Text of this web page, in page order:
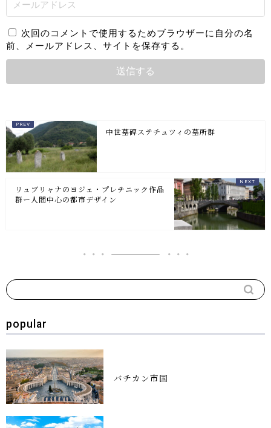
次回のコメントで使用するためブラウザーに自分の名
前、メールアドレス、サイトを保存する。
中世墓碑ステチュツィの墓所群
リュブリャナのヨジェ・プレチニック作品
群ー人間中心の都市デザイン
popular
バチカン市国